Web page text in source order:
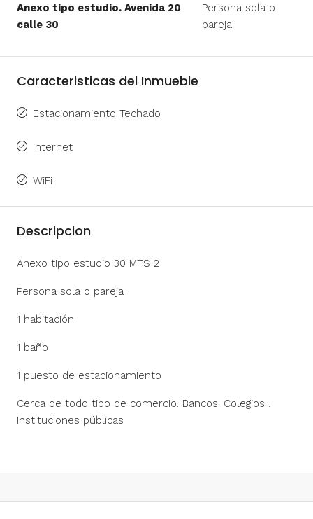
Anexo tipo estudio. Avenida 20
calle 30
Persona sola o
pareja
Caracteristicas del Inmueble
Estacionamiento Techado
Internet
WiFi
Descripcion
Anexo tipo estudio 30 MTS 2
Persona sola o pareja
1 habitación
1 baño
1 puesto de estacionamiento
Cerca de todo tipo de comercio. Bancos. Colegios .
Instituciones públicas